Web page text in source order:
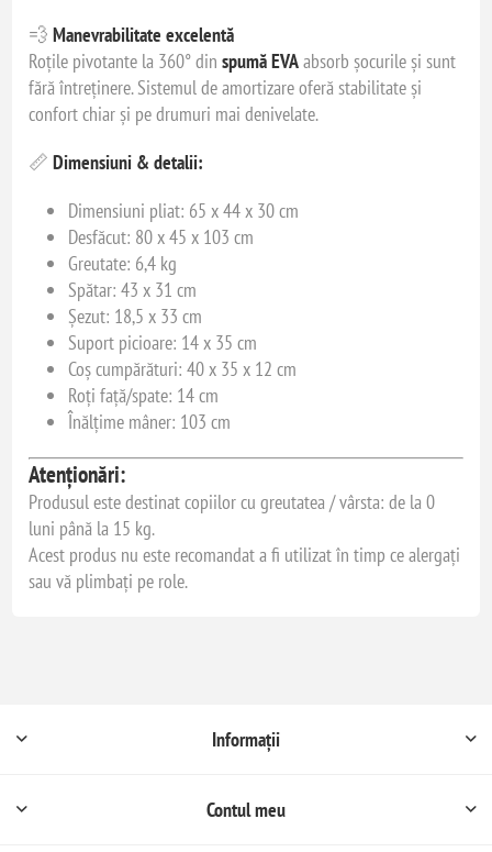
💨Manevrabilitate excelentă
Roțile pivotante la 360° dinspumă EVAabsorb șocurile și sunt
fără întreținere. Sistemul de amortizare oferă stabilitate și
confort chiar și pe drumuri mai denivelate.
📏Dimensiuni & detalii:
Dimensiuni pliat: 65 x 44 x 30 cm
Desfăcut: 80 x 45 x 103 cm
Greutate: 6,4 kg
Spătar: 43 x 31 cm
Șezut: 18,5 x 33 cm
Suport picioare: 14 x 35 cm
Coș cumpărături: 40 x 35 x 12 cm
Roți față/spate: 14 cm
Înălțime mâner: 103 cm
Atenționări:
Produsul este destinat copiilor cu greutatea / vârsta: de la 0
luni până la 15 kg.
Acest produs nu este recomandat a fi utilizat în timp ce alergați
sau vă plimbați pe role.
Informații
Contul meu